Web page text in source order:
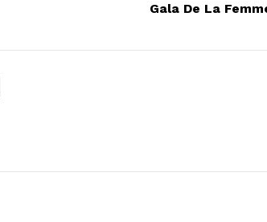
Gala De La